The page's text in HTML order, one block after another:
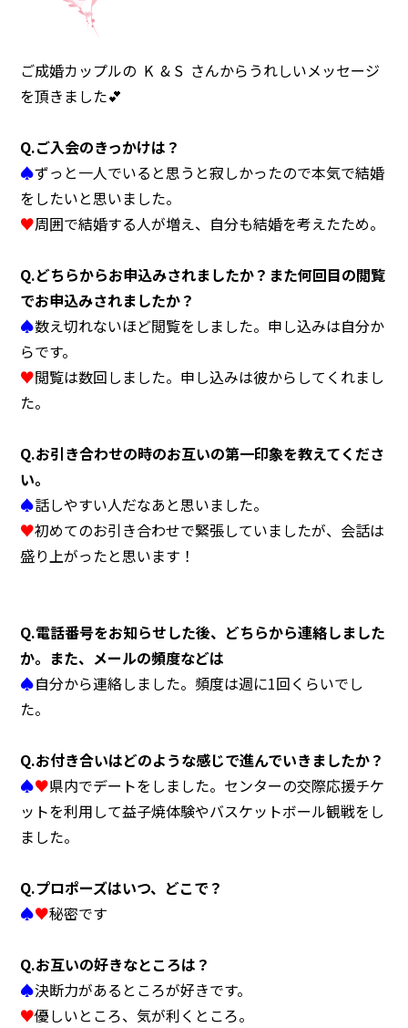
◯センターへのアクセス ◯お問い合わせ
ご成婚カップルの K & S さんからうれしいメッセージ
を頂きました💕
Q.ご入会のきっかけは？
♠ずっと一人でいると思うと寂しかったので本気で結婚
をしたいと思いました。
♥周囲で結婚する人が増え、自分も結婚を考えたため。
Q.どちらからお申込みされましたか？また何回目の閲覧
でお申込みされましたか？
♠数え切れないほど閲覧をしました。申し込みは自分か
らです。
♥閲覧は数回しました。申し込みは彼からしてくれまし
た。
Q.お引き合わせの時のお互いの第一印象を教えてくださ
い。
♠話しやすい人だなあと思いました。
♥初めてのお引き合わせで緊張していましたが、会話は
盛り上がったと思います！
Q.電話番号をお知らせした後、どちらから連絡しました
か。また、メールの頻度などは
♠自分から連絡しました。頻度は週に1回くらいでし
た。
Q.お付き合いはどのような感じで進んでいきましたか？
♠♥県内でデートをしました。センターの交際応援チケ
ットを利用して益子焼体験やバスケットボール観戦をし
ました。
Q.プロポーズはいつ、どこで？
♠♥秘密です
Q.お互いの好きなところは？
♠決断力があるところが好きです。
♥優しいところ、気が利くところ。